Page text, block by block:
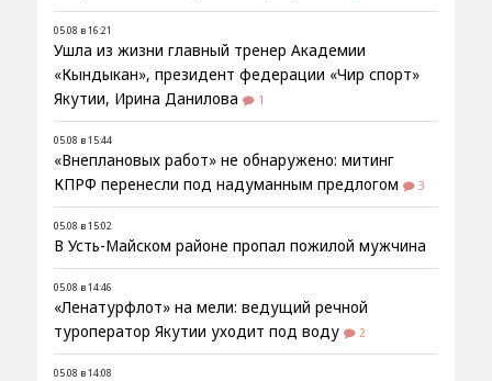
05.08 в 16:21
Ушла из жизни главный тренер Академии
«Кындыкан», президент федерации «Чир спорт»
Якутии, Ирина Данилова
1
05.08 в 15:44
«Внеплановых работ» не обнаружено: митинг
КПРФ перенесли под надуманным предлогом
3
05.08 в 15:02
В Усть-Майском районе пропал пожилой мужчина
05.08 в 14:46
«Ленатурфлот» на мели: ведущий речной
туроператор Якутии уходит под воду
2
05.08 в 14:08